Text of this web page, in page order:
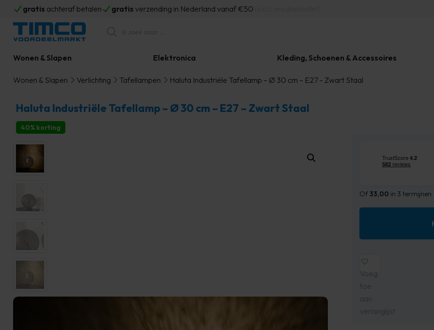
gratis achteraf betalen gratis verzending in Nederland vanaf €50
Producten
zoeken
Wonen & Slapen Elektronica Kleding, Schoenen & Accessoires
Wonen & Slapen Verlichting Tafellampen Haluta Industriële Tafellamp – Ø 30 cm – E27 – Zwart Staal
Haluta Industriële Tafellamp – Ø 30 cm – E27 – Zwart Staal
40% korting
Of 33,00 in 3 termijnen
Voeg